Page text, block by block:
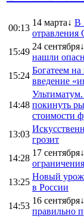
00:13
14 марта↓ В
отравления
15:49
24 сентября↓
нашли
15:24
Богатеем
введение
14:48 покинуть
стоимости
13:03
грозит
14:28
17 сентября↓
13:25
Новый
в России
14:53
16 сентября↓
правильно